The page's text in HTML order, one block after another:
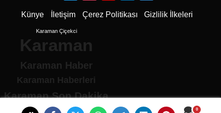
Künye İletişim Çerez Politikası Gizlilik İlkeleri
Karaman Çiçekci
Karaman
Karaman Haber
Karaman Haberleri
Karaman Son Dakika
Karaman son dakika Haberleri